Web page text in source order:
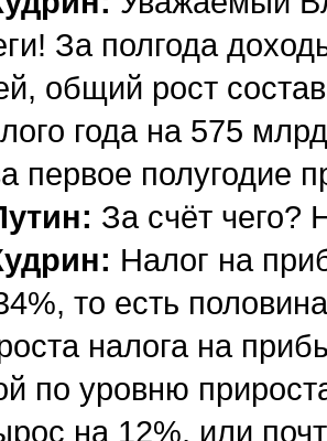
За полгода
общий рост
года на 575
первое полугодие
За счёт чего?
Налог на
то есть
налога на
по уровню
на 12%, или